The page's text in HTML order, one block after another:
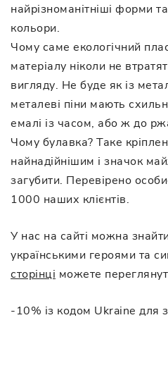
найрізноманітніші форми
кольори.
Чому саме екологічний
матеріалу ніколи не
вигляду. Не буде як із
металеві піни мають
емалі із часом, або ж до
Чому булавка? Таке
найнадійнішим і значок
загубити. Перевірено
1000 наших клієнтів.
У нас на сайті можна
українськими героями та
сторінці можете
-10% із кодом Ukraine для